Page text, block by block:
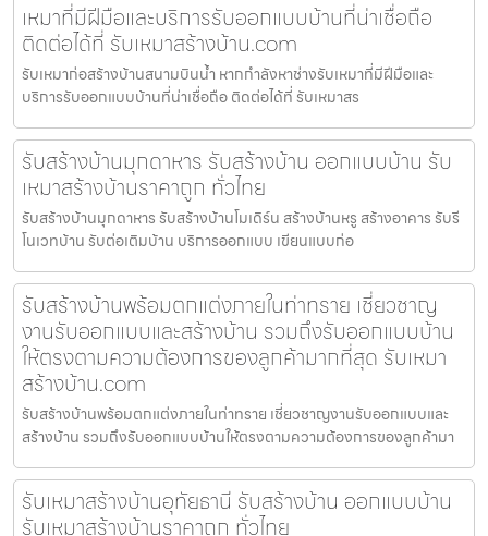
เหมาที่มีฝีมือและบริการรับออกแบบบ้านที่น่าเชื่อถือ
ติดต่อได้ที่ รับเหมาสร้างบ้าน.com
รับเหมาก่อสร้างบ้านสนามบินน้ำ หากกำลังหาช่างรับเหมาที่มีฝีมือและ
บริการรับออกแบบบ้านที่น่าเชื่อถือ ติดต่อได้ที่ รับเหมาสร
รับสร้างบ้านมุกดาหาร รับสร้างบ้าน ออกแบบบ้าน รับ
เหมาสร้างบ้านราคาถูก ทั่วไทย
รับสร้างบ้านมุกดาหาร รับสร้างบ้านโมเดิร์น สร้างบ้านหรู สร้างอาคาร รับรี
โนเวทบ้าน รับต่อเติมบ้าน บริการออกแบบ เขียนแบบก่อ
รับสร้างบ้านพร้อมตกแต่งภายในท่าทราย เชี่ยวชาญ
งานรับออกแบบและสร้างบ้าน รวมถึงรับออกแบบบ้าน
ให้ตรงตามความต้องการของลูกค้ามากที่สุด รับเหมา
สร้างบ้าน.com
รับสร้างบ้านพร้อมตกแต่งภายในท่าทราย เชี่ยวชาญงานรับออกแบบและ
สร้างบ้าน รวมถึงรับออกแบบบ้านให้ตรงตามความต้องการของลูกค้ามา
รับเหมาสร้างบ้านอุทัยธานี รับสร้างบ้าน ออกแบบบ้าน
รับเหมาสร้างบ้านราคาถูก ทั่วไทย